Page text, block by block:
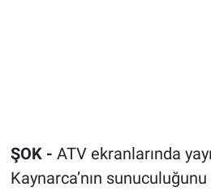
ŞOK - ATV ekranlarında
Kaynarca’nın sunuculuğunu